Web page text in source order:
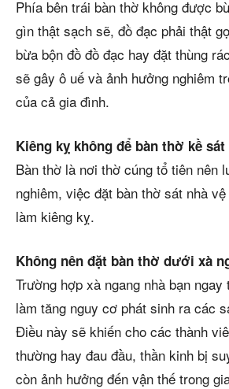
Phía bên trái bàn thờ không được
gìn thật sạch sẽ, đồ đạc phải thật
bừa bộn đồ đồ đạc hay đặt thùng
sẽ gây ô uế và ảnh hưởng nghiêm
của cả gia đình.
Kiêng kỵ không để bàn thờ kề
Bàn thờ là nơi thờ cúng tổ tiên nên
nghiêm, việc đặt bàn thờ sát nhà
làm kiêng kỵ.
Không nên đặt bàn thờ dưới xà
Trường hợp xà ngang nhà bạn
làm tăng nguy cơ phát sinh ra các
Điều này sẽ khiến cho các thành
thường hay đau đầu, thần kinh bị
còn ảnh hưởng đến vận thế trong